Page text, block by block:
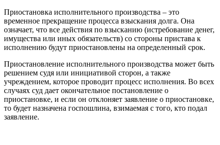
Приостановка исполнительного производства – это
временное прекращение процесса взыскания долга. Она
означает, что все действия по взысканию (истребование денег,
имущества или иных обязательств) со стороны пристава к
исполнению будут приостановлены на определенный срок.
Приостановление исполнительного производства может быть
решением судя или инициативой сторон, а также
учреждением, которое проводит процесс исполнения. Во всех
случаях суд дает окончательное постановление о
приостановке, и если он отклоняет заявление о приостановке,
то будет назначена госпошлина, взимаемая с того, кто подал
заявление.